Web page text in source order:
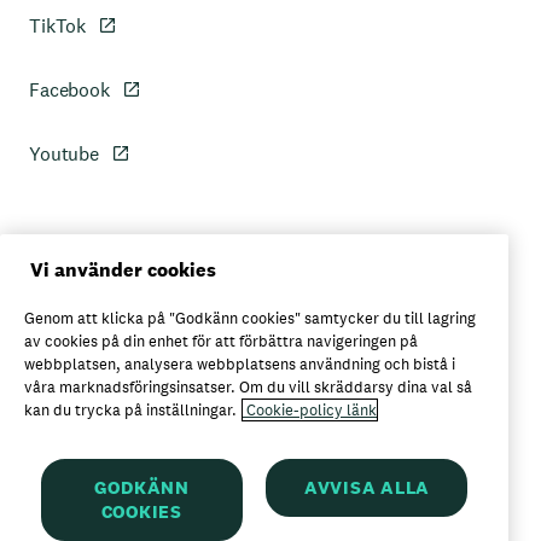
TikTok
Facebook
Youtube
Personuppgiftspolicy
Axfoods integritetspolicy
Här kan du köpa Garant
Vi använder cookies
Genom att klicka på "Godkänn cookies" samtycker du till lagring
av cookies på din enhet för att förbättra navigeringen på
webbplatsen, analysera webbplatsens användning och bistå i
våra marknadsföringsinsatser. Om du vill skräddarsy dina val så
kan du trycka på inställningar. Cookie-policy länk
GODKÄNN
COOKIES
AVVISA ALLA